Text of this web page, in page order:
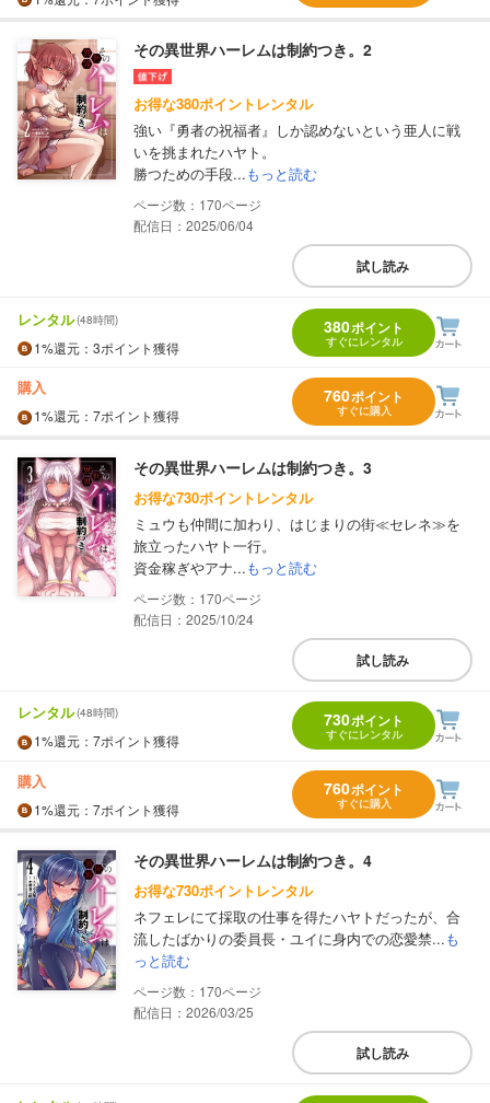
その異世界ハーレムは制約つき。2
お得な380ポイントレンタル
強い『勇者の祝福者』しか認めないという亜人に戦
いを挑まれたハヤト。
勝つための手段...もっと読む
170
配信日：2025/06/04
試し読み
レンタル(48時間)
1%還元 ：3ポイント獲得
380ポイント
すぐにレンタル
購入
1%還元 ：7ポイント獲得
760ポイント
すぐに購入
その異世界ハーレムは制約つき。3
お得な730ポイントレンタル
ミュウも仲間に加わり、はじまりの街≪セレネ≫を
旅立ったハヤト一行。
資金稼ぎやアナ...もっと読む
170
配信日：2025/10/24
試し読み
レンタル(48時間)
1%還元 ：7ポイント獲得
730ポイント
すぐにレンタル
購入
1%還元 ：7ポイント獲得
760ポイント
すぐに購入
その異世界ハーレムは制約つき。4
お得な730ポイントレンタル
ネフェレにて採取の仕事を得たハヤトだったが、合
流したばかりの委員長・ユイに身内での恋愛禁...も
っと読む
170
配信日：2026/03/25
試し読み